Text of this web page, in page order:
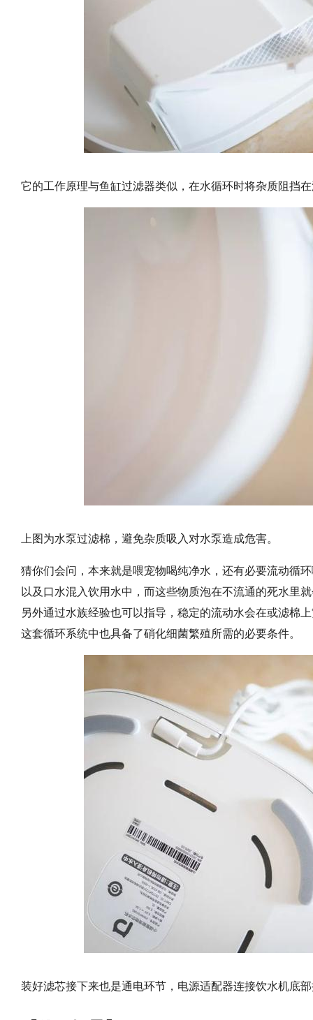
它的工作原理与鱼缸过滤器类似，在水循环时将杂质阻挡
上图为水泵过滤棉，避免杂质吸入对水泵造成危害。
猜你们会问，本来就是喂宠物喝纯净水，还有必要流动循
以及口水混入饮用水中，而这些物质泡在不流通的死水里
另外通过水族经验也可以指导，稳定的流动水会在或滤棉
这套循环系统中也具备了硝化细菌繁殖所需的必要条件。
装好滤芯接下来也是通电环节，电源适配器连接饮水机底